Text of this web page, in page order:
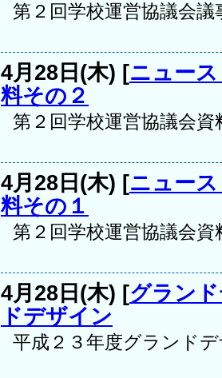
第２回学校運営協議会
4月28日(木) [ニュー
料その２
第２回学校運営協議会
4月28日(木) [ニュー
料その１
第２回学校運営協議会
4月28日(木) [グラン
ドデザイン
平成２３年度グランド